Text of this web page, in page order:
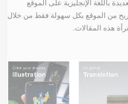
باللغة الإنجليزية على الموقع
من الموقع بكل سهولة فقط من خلال
هذه المقالات.